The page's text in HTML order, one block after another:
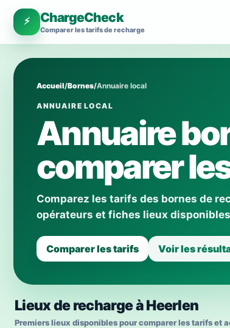
⚡ ChargeCheck
Comparer les tarifs de recharge
Accueil/Bornes/Annuaire local
ANNUAIRE LOCAL
Annuaire
comparer
Comparez les tarifs des bornes de
opérateurs et fiches lieux
Comparer les tarifs Voir les
Lieux de recharge à Heerlen
Premiers lieux disponibles pour comparer les tarifs et